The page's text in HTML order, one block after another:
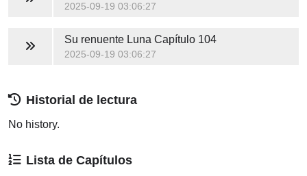
2025-09-19 03:06:27
Su renuente Luna Capítulo 104
2025-09-19 03:06:27
Historial de lectura
No history.
Lista de Capítulos